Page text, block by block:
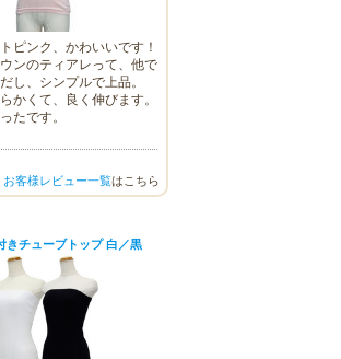
ピンク、かわいいです！
ンのティアレって、他で
し、シンプルで上品。
かくて、良く伸びます。
たです。
お客様レビュー一覧はこちら
きチューブトップ 白／黒